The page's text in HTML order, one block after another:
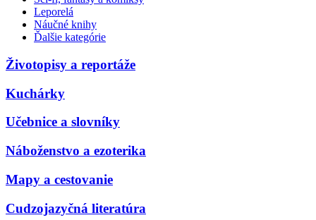
Leporelá
Náučné knihy
Ďalšie kategórie
Životopisy a reportáže
Kuchárky
Učebnice a slovníky
Náboženstvo a ezoterika
Mapy a cestovanie
Cudzojazyčná literatúra